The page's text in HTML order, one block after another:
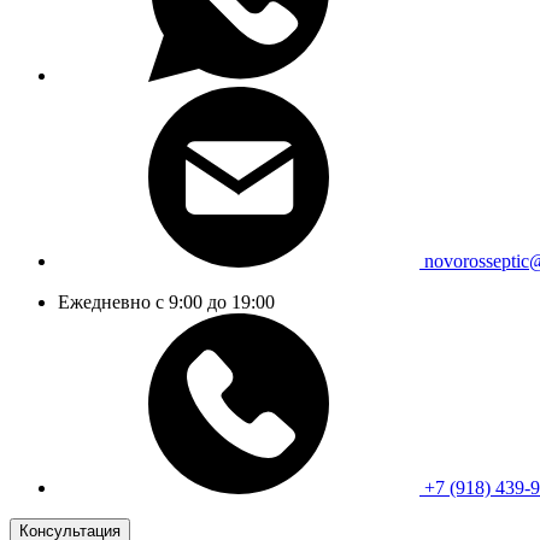
Ежедневно с 9:00 до 19:00
+7 (918) 439-
Консультация